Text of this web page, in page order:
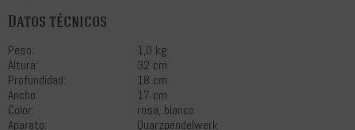
Datos técnicos
Peso:
1,0 kg
Altura:
32 cm
Profundidad:
18 cm
Ancho:
17 cm
Color:
rosa, blanco
Aparato:
Quarzpendelwerk